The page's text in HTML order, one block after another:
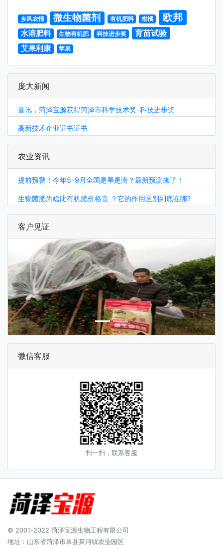
乡风农情 微生物菌剂 有机肥料 柑橘 欧邦
水溶肥料 生物有机肥 科技进步奖 育苗试验
艾果利康 苹果
庞大新闻
喜讯，菏泽宝源获得菏泽市科学技术奖-科技进步奖
高新技术企业证书证书
农业资讯
提前预警！今年5-9月全国是旱是涝？最新预测来了！
生物菌肥为啥比有机肥价格贵 ？它的作用区别到底在哪?
客户见证
微信客服
扫一扫，联系客服
© 2001-2022 菏泽宝源生物工程有限公司
地址：山东省菏泽市单县莱河镇农业园区